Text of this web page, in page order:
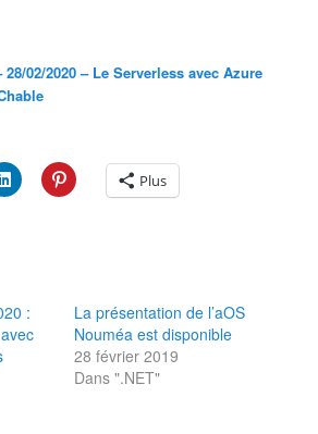
28/02/2020 – Le Serverless avec Azure
Plus
:
La présentation de l’aOS
Nouméa est disponible
28 février 2019
Dans ".NET"